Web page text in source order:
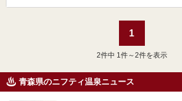
1
2件中 1件～2件を表示
青森県のニフティ温泉ニュース